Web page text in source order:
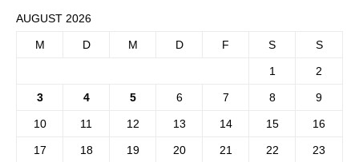
AUGUST 2026
M D M D F S S
1 2
3 4 5 6 7 8 9
10 11 12 13 14 15 16
17 18 19 20 21 22 23